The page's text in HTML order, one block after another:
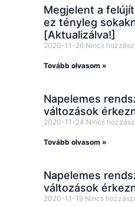
Megjelent a
ez tényleg
[Aktualizálva!]
2020-11-26 Nincs
Tovább olvasom »
Napelemes
változások
2020-11-24 Nincs
Tovább olvasom »
Napelemes
változások
2020-11-19 Nincs